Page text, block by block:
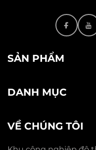
SẢN PHẨM
DANH MỤC
VỀ CHÚNG TÔI